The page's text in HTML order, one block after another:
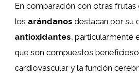
En comparación con otras frutas
los arándanos destacan por su
antioxidantes, particularmente
que son compuestos
cardiovascular y la función